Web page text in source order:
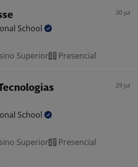
30 jul
School
Superior Presencial
29 jul
School
Superior Presencial